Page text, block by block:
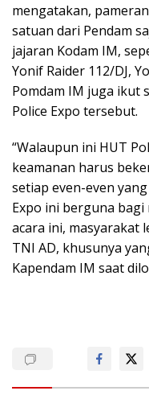
mengatakan,
satuan dari Pendam
jajaran Kodam IM,
Yonif Raider 112/DJ,
Pomdam IM juga ikut
Police Expo tersebut.
“Walaupun ini HUT
keamanan harus
setiap even-even
Expo ini berguna bagi
acara ini, masyarakat
TNI AD, khusunya
Kapendam IM saat